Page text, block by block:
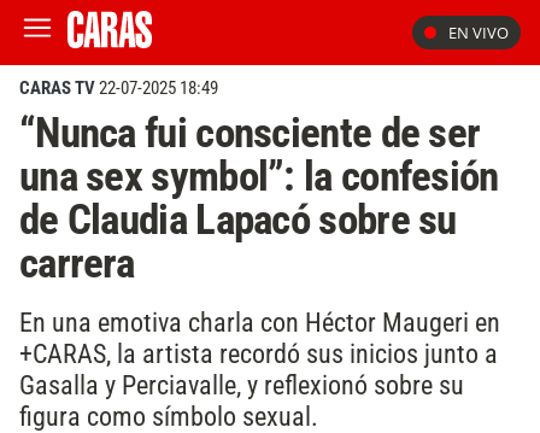
EN VIVO
CARAS TV22-07-2025 18:49
“Nunca fui consciente de ser
una sex symbol”: la confesión
de Claudia Lapacó sobre su
carrera
En una emotiva charla con Héctor Maugeri en
+CARAS, la artista recordó sus inicios junto a
Gasalla y Perciavalle, y reflexionó sobre su
figura como símbolo sexual.